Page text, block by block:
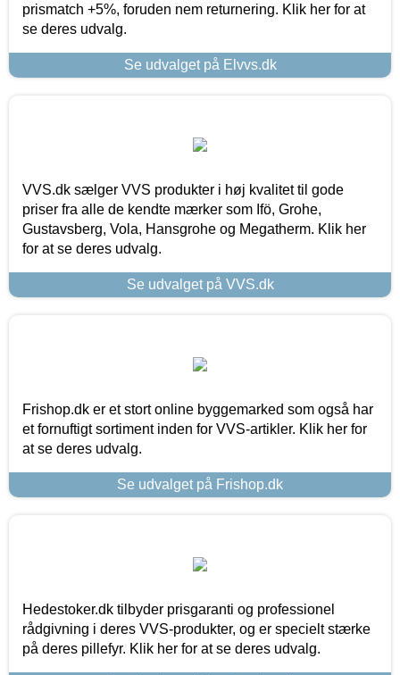
prismatch +5%, foruden nem returnering. Klik her for at
se deres udvalg.
Se udvalget på Elvvs.dk
VVS.dk sælger VVS produkter i høj kvalitet til gode
priser fra alle de kendte mærker som Ifö, Grohe,
Gustavsberg, Vola, Hansgrohe og Megatherm. Klik her
for at se deres udvalg.
Se udvalget på VVS.dk
Frishop.dk er et stort online byggemarked som også har
et fornuftigt sortiment inden for VVS-artikler. Klik her for
at se deres udvalg.
Se udvalget på Frishop.dk
Hedestoker.dk tilbyder prisgaranti og professionel
rådgivning i deres VVS-produkter, og er specielt stærke
på deres pillefyr. Klik her for at se deres udvalg.